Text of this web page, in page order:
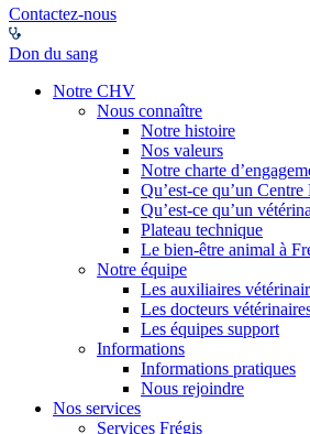
Contactez-nous
Don du sang
Notre CHV
Nous connaître
Notre histoire
Nos valeurs
Notre charte
Qu’est-ce qu’un
Qu’est-ce qu’un
Plateau technique
Le bien-être animal à
Notre équipe
Les auxiliaires
Les docteurs
Les équipes support
Informations
Informations pratiques
Nous rejoindre
Nos services
Services Frégis